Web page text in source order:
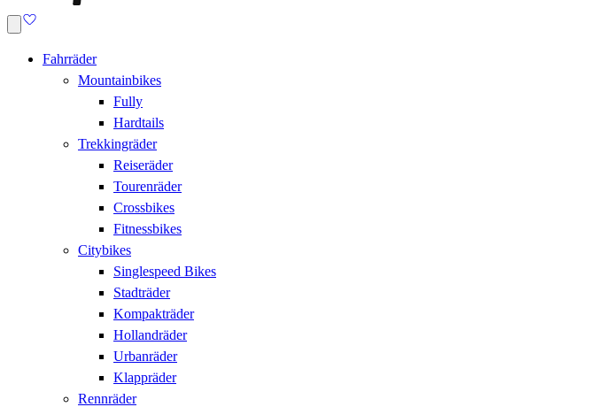
Fahrräder
Mountainbikes
Fully
Hardtails
Trekkingräder
Reiseräder
Tourenräder
Crossbikes
Fitnessbikes
Citybikes
Singlespeed Bikes
Stadträder
Kompakträder
Hollandräder
Urbanräder
Klappräder
Rennräder